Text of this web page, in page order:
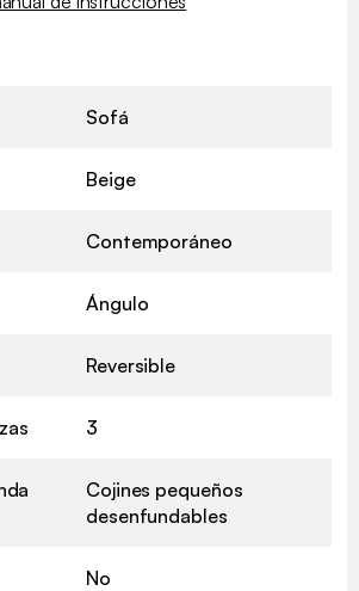
Sofá
Beige
Contemporáneo
Ángulo
Reversible
3
Cojines pequeños
desenfundables
No